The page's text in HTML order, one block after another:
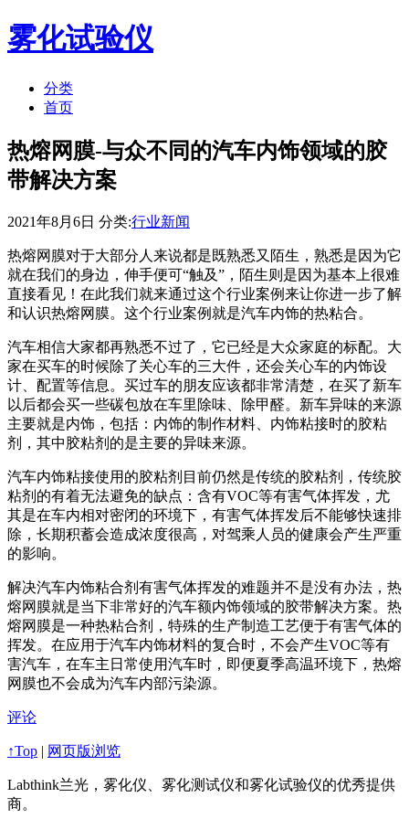
雾化试验仪
分类
首页
热熔网膜-与众不同的汽车内饰领域的胶
带解决方案
2021年8月6日 分类:行业新闻
热熔网膜对于大部分人来说都是既熟悉又陌生，熟悉是因为它
就在我们的身边，伸手便可“触及”，陌生则是因为基本上很难
直接看见！在此我们就来通过这个行业案例来让你进一步了解
和认识热熔网膜。这个行业案例就是汽车内饰的热粘合。
汽车相信大家都再熟悉不过了，它已经是大众家庭的标配。大
家在买车的时候除了关心车的三大件，还会关心车的内饰设
计、配置等信息。买过车的朋友应该都非常清楚，在买了新车
以后都会买一些碳包放在车里除味、除甲醛。新车异味的来源
主要就是内饰，包括：内饰的制作材料、内饰粘接时的胶粘
剂，其中胶粘剂的是主要的异味来源。
汽车内饰粘接使用的胶粘剂目前仍然是传统的胶粘剂，传统胶
粘剂的有着无法避免的缺点：含有VOC等有害气体挥发，尤
其是在车内相对密闭的环境下，有害气体挥发后不能够快速排
除，长期积蓄会造成浓度很高，对驾乘人员的健康会产生严重
的影响。
解决汽车内饰粘合剂有害气体挥发的难题并不是没有办法，热
熔网膜就是当下非常好的汽车额内饰领域的胶带解决方案。热
熔网膜是一种热粘合剂，特殊的生产制造工艺便于有害气体的
挥发。在应用于汽车内饰材料的复合时，不会产生VOC等有
害汽车，在车主日常使用汽车时，即便夏季高温环境下，热熔
网膜也不会成为汽车内部污染源。
评论
↑Top | 网页版浏览
Labthink兰光，雾化仪、雾化测试仪和雾化试验仪的优秀提供
商。